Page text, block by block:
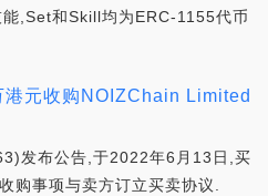
,Set和Skill均为ERC-1155代币
港元收购NOIZChain Limited
发布公告,于2022年6月13日,买
购事项与卖方订立买卖协议.